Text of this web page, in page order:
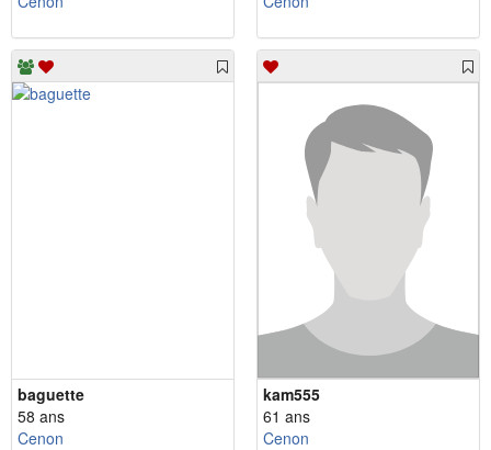
baguette
58 ans
Cenon
kam555
61 ans
Cenon